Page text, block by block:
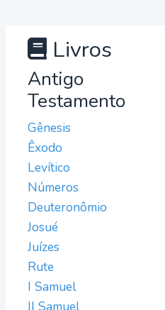
Livros
Antigo
Testamento
Gênesis
Êxodo
Levítico
Números
Deuteronômio
Josué
Juízes
Rute
I Samuel
II Samuel